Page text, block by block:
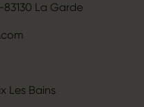
83130 La Garde
Les Bains